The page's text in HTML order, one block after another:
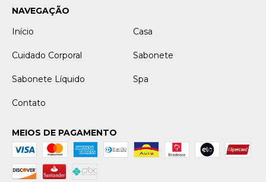
NAVEGAÇÃO
Início
Casa
Cuidado Corporal Sabonete
Sabonete Líquido Spa
Contato
MEIOS DE PAGAMENTO